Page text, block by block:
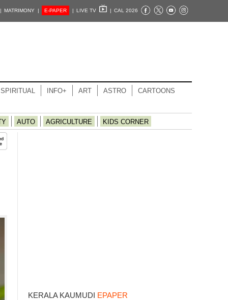
| MATRIMONY | E-PAPER | LIVE TV | CAL 2026
SPIRITUAL INFO+ ART ASTRO CARTOONS
AUTO AGRICULTURE KIDS CORNER
KERALA KAUMUDI EPAPER